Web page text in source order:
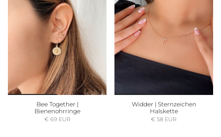
Bee Together |
Bienenohrringe
€ 69 EUR
Widder | Sternzeichen
Halskette
€ 58 EUR